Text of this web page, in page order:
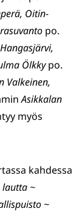
Oitin-
po.
Ölkkypo.
Valkeinen,
Asikkalan
myös
kahdessa
lautta ~
~